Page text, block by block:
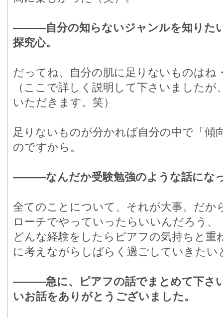
―――自分の知らないジャンルを知りた
探究心。
だってね、自分の肌に足りないものはね
（ここで詳しく説明して下さいました
いただきます。笑）
足りないものが分かれば自分の中で「傾
のですから。
―――なんだか受験勉強のような話にな
全てのことについて、それが大事。だか
ローチでやっていったらいいんだろう、
どんな経験をしたらピアフの気持ちと
に考えながらしばらく過ごしていきたい
―――急に、ピアフの話でまとめて下さ
いお話をありがとうございました。